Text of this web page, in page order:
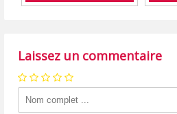
Laissez un commentaire